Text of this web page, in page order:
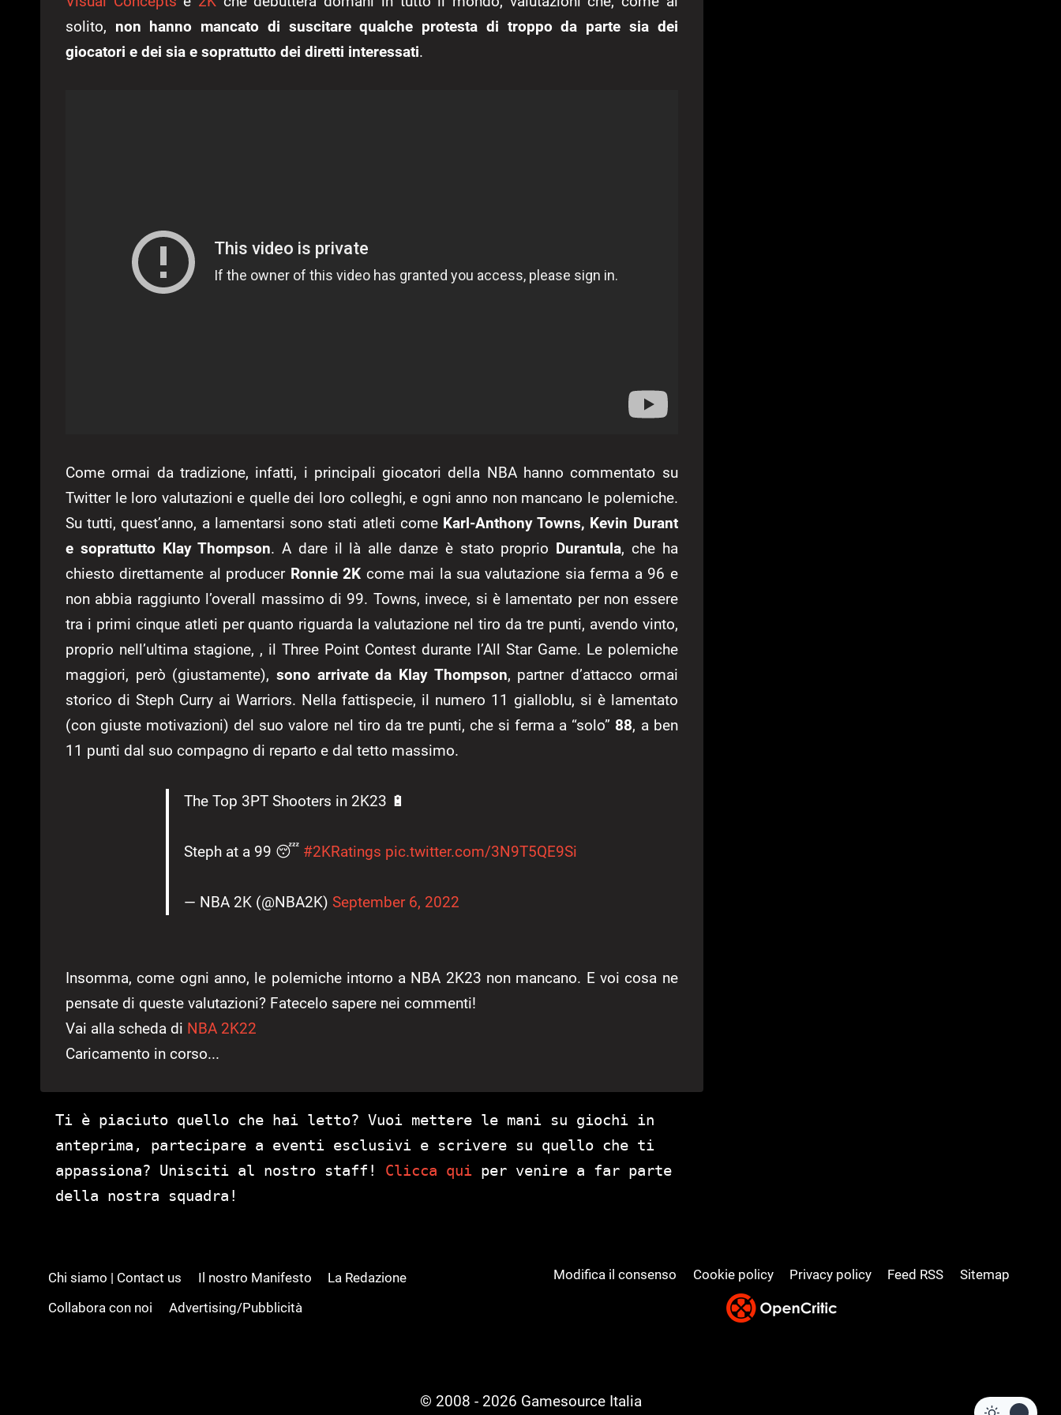
solito, non hanno mancato di suscitare qualche protesta di troppo da parte sia dei
giocatori e dei sia e soprattutto dei diretti interessati.
Come ormai da tradizione, infatti, i principali giocatori della NBA hanno commentato su
Twitter le loro valutazioni e quelle dei loro colleghi, e ogni anno non mancano le polemiche.
Su tutti, quest’anno, a lamentarsi sono stati atleti come Karl-Anthony Towns, Kevin Durant
e soprattutto Klay Thompson. A dare il là alle danze è stato proprio Durantula, che ha
chiesto direttamente al producer Ronnie 2K come mai la sua valutazione sia ferma a 96 e
non abbia raggiunto l’overall massimo di 99. Towns, invece, si è lamentato per non essere
tra i primi cinque atleti per quanto riguarda la valutazione nel tiro da tre punti, avendo vinto,
proprio nell’ultima stagione, , il Three Point Contest durante l’All Star Game. Le polemiche
maggiori, però (giustamente), sono arrivate da Klay Thompson, partner d’attacco ormai
storico di Steph Curry ai Warriors. Nella fattispecie, il numero 11 gialloblu, si è lamentato
(con giuste motivazioni) del suo valore nel tiro da tre punti, che si ferma a “solo” 88, a ben
11 punti dal suo compagno di reparto e dal tetto massimo.
The Top 3PT Shooters in 2K23 🔋
Steph at a 99 😴 #2KRatings pic.twitter.com/3N9T5QE9Si
— NBA 2K (@NBA2K)September 6, 2022
Insomma, come ogni anno, le polemiche intorno a NBA 2K23 non mancano. E voi cosa ne
pensate di queste valutazioni? Fatecelo sapere nei commenti!
Vai alla scheda di NBA 2K22
Caricamento in corso...
Ti è piaciuto quello che hai letto? Vuoi mettere le mani su giochi in
anteprima, partecipare a eventi esclusivi e scrivere su quello che ti
appassiona? Unisciti al nostro staff! Clicca qui per venire a far parte
della nostra squadra!
Chi siamo | Contact us Il nostro Manifesto
La Redazione
Collabora con noi
Advertising/Pubblicità
Modifica il consenso Cookie policy Privacy policy Feed RSS Sitemap
© 2008 - 2026 Gamesource Italia